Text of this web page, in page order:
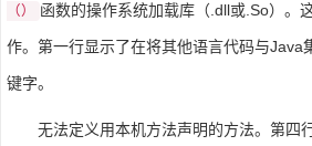
（） 函数的操作系统加载库（.dll或.So）。
作。第一行显示了在将其他语言代码与Java
键字。
无法定义用本机方法声明的方法。第四